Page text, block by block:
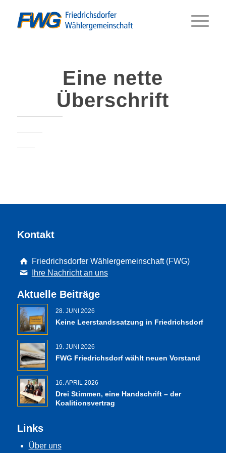
Eine nette
Überschrift
Kontakt
Friedrichsdorfer Wählergemeinschaft (FWG)
Ihre Nachricht an uns
Aktuelle Beiträge
28. JUNI 2026
Keine Leerstandssatzung in Friedrichsdorf
19. JUNI 2026
FWG Friedrichsdorf wählt neuen Vorstand
16. APRIL 2026
Drei Stimmen, eine Handschrift – der
Koalitionsvertrag
Links
Über uns